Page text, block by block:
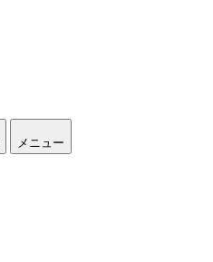
メニュー